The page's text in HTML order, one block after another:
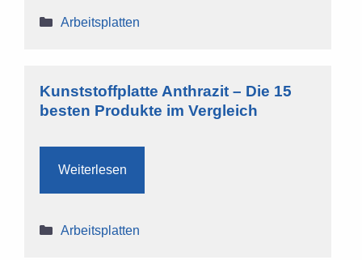
Kategorien
Arbeitsplatten
Kunststoffplatte Anthrazit – Die 15
besten Produkte im Vergleich
Weiterlesen
Kategorien
Arbeitsplatten